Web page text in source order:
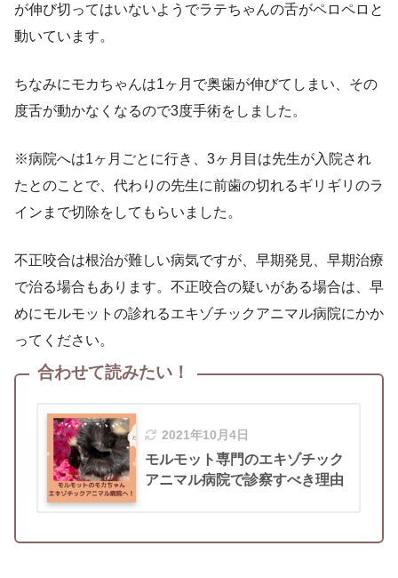
が伸び切ってはいないようでラテちゃんの舌がペロペロと
動いています。
ちなみにモカちゃんは1ヶ月で奥歯が伸びてしまい、その
度舌が動かなくなるので3度手術をしました。
※病院へは1ヶ月ごとに行き、3ヶ月目は先生が入院され
たとのことで、代わりの先生に前歯の切れるギリギリのラ
インまで切除をしてもらいました。
不正咬合は根治が難しい病気ですが、早期発見、早期治療
で治る場合もあります。不正咬合の疑いがある場合は、早
めにモルモットの診れるエキゾチックアニマル病院にかか
ってください。
合わせて読みたい！
2021年10月4日
モルモット専門のエキゾチック
アニマル病院で診察すべき理由